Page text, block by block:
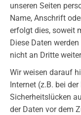
unseren Seiten
Name, Anschrift
erfolgt dies, soweit
Diese Daten
nicht an Dritte
Wir weisen darauf
Internet (z.B. bei
Sicherheitslücken
der Daten vor dem